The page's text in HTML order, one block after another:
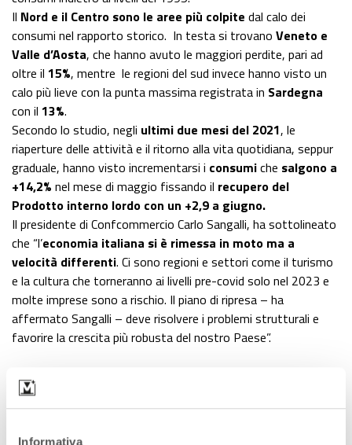
Informativa
Il Nord e il Centro sono le aree più colpite dal calo dei
consumi nel rapporto storico. In testa si trovano Veneto e
Valle d’Aosta, che hanno avuto le maggiori perdite, pari ad
oltre il 15%, mentre le regioni del sud invece hanno visto un
calo più lieve con la punta massima registrata in Sardegna
con il 13%.
Secondo lo studio, negli ultimi due mesi del 2021, le
riaperture delle attività e il ritorno alla vita quotidiana, seppur
graduale, hanno visto incrementarsi i consumiche salgono a
+14,2% nel mese di maggio fissando il recupero del
Prodotto interno lordo con un +2,9 a giugno.
Il presidente di Confcommercio Carlo Sangalli, ha sottolineato
che “l’economia italiana si è rimessa in moto ma a
velocità differenti. Ci sono regioni e settori come il turismo
e la cultura che torneranno ai livelli pre-covid solo nel 2023 e
molte imprese sono a rischio. Il piano di ripresa – ha
affermato Sangalli – deve risolvere i problemi strutturali e
favorire la crescita più robusta del nostro Paese”.